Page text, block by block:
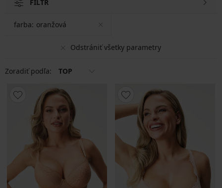
FILTR
Odstrániť všetky parametry
farba: oranžová
Zoradiť podľa: TOP